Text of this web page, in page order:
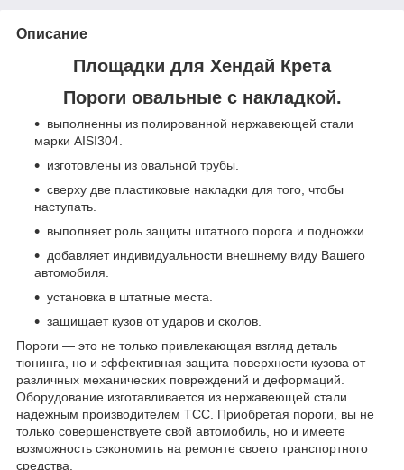
Описание
Площадки для Хендай Крета
Пороги овальные с накладкой.
выполненны из полированной нержавеющей стали
марки AISI304.
изготовлены из овальной трубы.
сверху две пластиковые накладки для того, чтобы
наступать.
выполняет роль защиты штатного порога и подножки.
добавляет индивидуальности внешнему виду Вашего
автомобиля.
установка в штатные места.
защищает кузов от ударов и сколов.
Пороги — это не только привлекающая взгляд деталь
тюнинга, но и эффективная защита поверхности кузова от
различных механических повреждений и деформаций.
Оборудование изготавливается из нержавеющей стали
надежным производителем ТСС. Приобретая пороги, вы не
только совершенствуете свой автомобиль, но и имеете
возможность сэкономить на ремонте своего транспортного
средства.